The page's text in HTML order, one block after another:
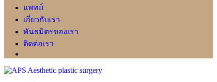
แพทย์
เกี่ยวกับเรา
พันธมิตรของเรา
ติดต่อเรา